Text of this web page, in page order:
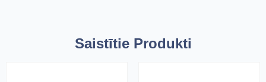
Saistītie Produkti